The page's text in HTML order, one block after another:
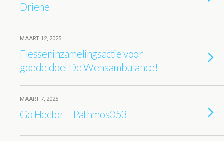
Driene
MAART 12, 2025
Flesseninzamelingsactie voor
goede doel De Wensambulance!
MAART 7, 2025
Go Hector – Pathmos053